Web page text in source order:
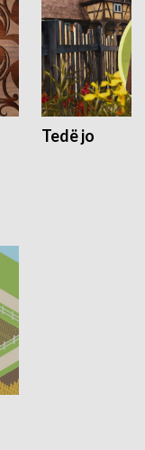
Tedë jo